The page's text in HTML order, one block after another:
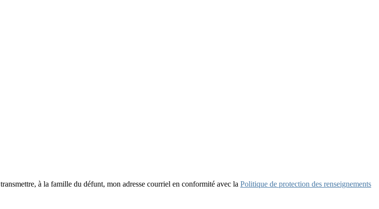
à la famille du défunt, mon adresse courriel en conformité avec la Politique de protection des renseignements